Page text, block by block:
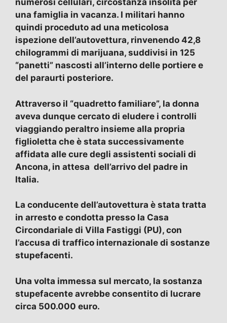
numerosi cellulari, circostanza insolita per
una famiglia in vacanza. I militari hanno
quindi proceduto ad una meticolosa
ispezione dell’autovettura, rinvenendo 42,8
chilogrammi di marijuana, suddivisi in 125
“panetti” nascosti all’interno delle portiere e
del paraurti posteriore.
Attraverso il “quadretto familiare”, la donna
aveva dunque cercato di eludere i controlli
viaggiando peraltro insieme alla propria
figlioletta che è stata successivamente
affidata alle cure degli assistenti sociali di
Ancona, in attesa dell’arrivo del padre in
Italia.
La conducente dell’autovettura è stata tratta
in arresto e condotta presso la Casa
Circondariale di Villa Fastiggi (PU), con
l’accusa di traffico internazionale di sostanze
stupefacenti.
Una volta immessa sul mercato, la sostanza
stupefacente avrebbe consentito di lucrare
circa 500.000 euro.